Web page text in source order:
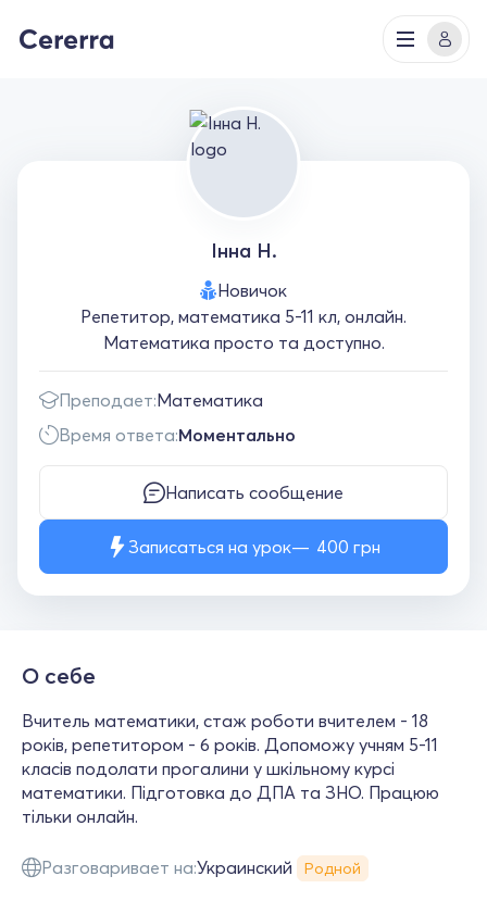
Інна Н.
Новичок
Репетитор, математика 5-11 кл, онлайн.
Математика просто та доступно.
Преподает:Математика
Время ответа:Моментально
Написать сообщение
Записаться на урок 400 грн
О себе
Вчитель математики, стаж роботи вчителем - 18
років, репетитором - 6 років. Допоможу учням 5-11
класів подолати прогалини у шкільному курсі
математики. Підготовка до ДПА та ЗНО. Працюю
тільки онлайн.
Разговаривает на:Украинский Родной